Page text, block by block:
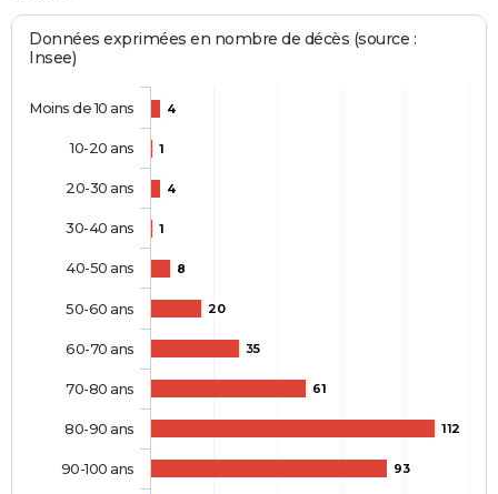
Données exprimées en nombre de décès (source :
Insee)
4
1
4
1
8
20
35
61
112
93
Moins de 10 ans
10-20 ans
20-30 ans
30-40 ans
40-50 ans
50-60 ans
60-70 ans
70-80 ans
80-90 ans
90-100 ans